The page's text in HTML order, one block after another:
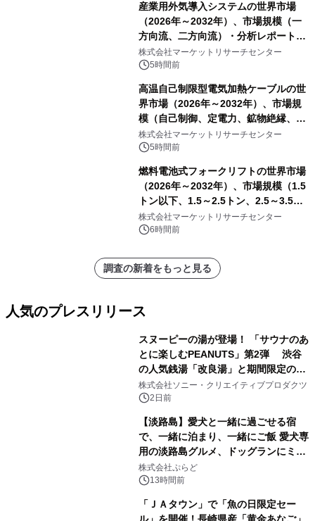
産業用外気導入システムの世界市場
（2026年～2032年）、市場規模（一
方向流、二方向流）・分析レポートを
発表
株式会社マーケットリサーチセンター
5時間前
高温自己制限型電気加熱ケーブルの世
界市場（2026年～2032年）、市場規
模（自己制御、定電力、鉱物絶縁、表
皮効果）・分析レポートを発表
株式会社マーケットリサーチセンター
5時間前
燃料電池式フォークリフトの世界市場
（2026年～2032年）、市場規模（1.5
トン以下、1.5～2.5トン、2.5～3.5ト
ン、3.5～5.0トン、その他）・分析レ
ポートを発表
株式会社マーケットリサーチセンター
6時間前
調査の新着をもっと見る
人気のプレスリリース
スヌーピーの湯が登場！ 「サウナのあ
とに楽しむPEANUTS」第2弾 渋谷
の人気銭湯「改良湯」と期間限定のコ
ラボレーション サウナイキタイコラ
ボグッズも発売決定！
株式会社ソニー・クリエイティブプロダクツ
2日前
【淡路島】愛犬と一緒に過ごせる宿
で、一緒に泊まり、一緒にご飯 愛犬専
用の淡路島グルメ、ドッグランにミニ
プール グランピングとトレーラーハウ
スの2施設で
株式会社ぷらど
13時間前
「ＪＡタウン」で「魚の日限定セー